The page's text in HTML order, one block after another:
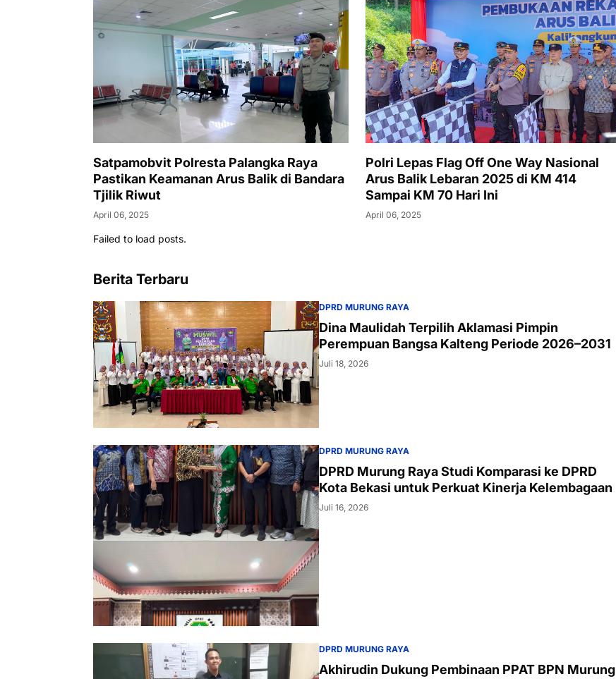
Satpamobvit Polresta Palangka Raya
Pastikan Keamanan Arus Balik di Bandara
Tjilik Riwut
April 06, 2025
Polri Lepas Flag Off One Way Nasional
Arus Balik Lebaran 2025 di KM 414
Sampai KM 70 Hari Ini
April 06, 2025
Failed to load posts.
Berita Terbaru
DPRD MURUNG RAYA
Dina Maulidah Terpilih Aklamasi Pimpin
Perempuan Bangsa Kalteng Periode 2026–2031
Juli 18, 2026
DPRD MURUNG RAYA
DPRD Murung Raya Studi Komparasi ke DPRD
Kota Bekasi untuk Perkuat Kinerja Kelembagaan
Juli 16, 2026
DPRD MURUNG RAYA
Akhirudin Dukung Pembinaan PPAT BPN Murung